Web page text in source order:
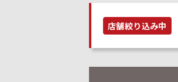
店舗絞り込み中